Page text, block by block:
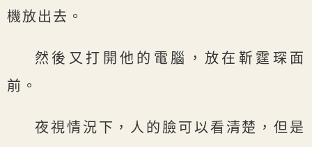
機放出去。
然後又打開他的電腦，放在靳霆琛面
前。
夜視情況下，人的臉可以看清楚，但是